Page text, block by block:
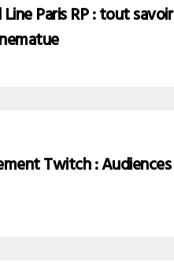
Line Paris RP : tout
Twitch :